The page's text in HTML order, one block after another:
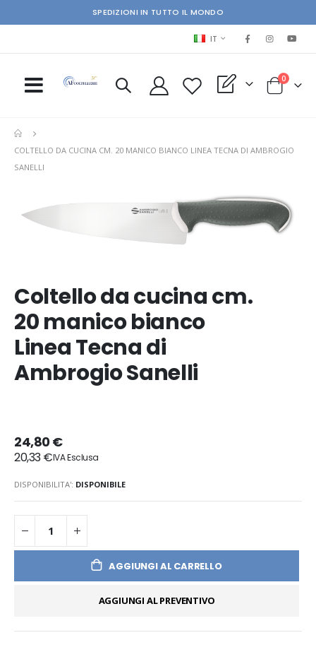
SPEDIZIONI IN TUTTO IL MONDO
LINGUA
IT
My Quote Cart
0elementi
COLTELLO DA CUCINA CM. 20 MANICO BIANCO LINEA TECNA DI AMBROGIO
SANELLI
the
gallery
Coltello da cucina cm.
20 manico bianco
Linea Tecna di
Ambrogio Sanelli
24,80 €
20,33 €
DISPONIBILITA': DISPONIBILE
AGGIUNGI AL CARRELLO
AGGIUNGI AL PREVENTIVO